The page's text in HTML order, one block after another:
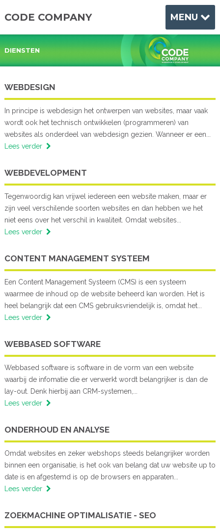
CODE COMPANY MENU
DIENSTEN
WEBDESIGN
In principe is webdesign het ontwerpen van websites, maar vaak
wordt ook het technisch ontwikkelen (programmeren) van
websites als onderdeel van webdesign gezien. Wanneer er een...
Lees verder
WEBDEVELOPMENT
Tegenwoordig kan vrijwel iedereen een website maken, maar er
zijn veel verschilende soorten websites en dan hebben we het
niet eens over het verschil in kwaliteit. Omdat websites...
Lees verder
CONTENT MANAGEMENT SYSTEEM
Een Content Management Systeem (CMS) is een systeem
waarmee de inhoud op de website beheerd kan worden. Het is
heel belangrijk dat een CMS gebruiksvriendelijk is, omdat het...
Lees verder
WEBBASED SOFTWARE
Webbased software is software in de vorm van een website
waarbij de infomatie die er verwerkt wordt belangrijker is dan de
lay-out. Denk hierbij aan CRM-systemen,...
Lees verder
ONDERHOUD EN ANALYSE
Omdat websites en zeker webshops steeds belangrijker worden
binnen een organisatie, is het ook van belang dat uw website up to
date is en afgestemd is op de browsers en apparaten...
Lees verder
ZOEKMACHINE OPTIMALISATIE - SEO